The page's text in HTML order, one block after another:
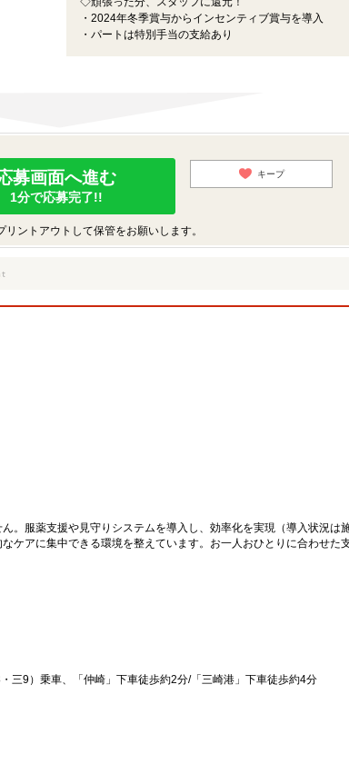
・2024年冬季賞与からインセンティブ賞与を導入
・パートは特別手当の支給あり
募画面へ進む
1分で応募完了!!
キープ
ントアウトして保管をお願いします。
。服薬支援や見守りシステムを導入し、効率化を実現（導入状況は
ケアに集中できる環境を整えています。お一人おひとりに合わせた
三9）乗車、「仲崎」下車徒歩約2分/「三崎港」下車徒歩約4分